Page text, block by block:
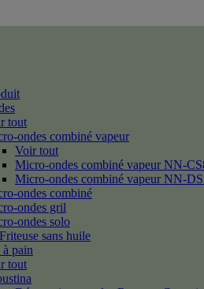
tout
ondes combiné vapeur
Voir tout
Micro-ondes combiné vapeur NN-
Micro-ondes combiné vapeur NN-
ondes combiné
ondes gril
ondes solo
sans huile
pain
tout